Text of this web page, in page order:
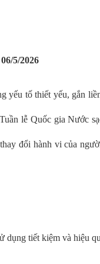
5/2026
yếu tố thiết yếu, gắn
lễ Quốc gia Nước
đổi hành vi của
dụng tiết kiệm và hiệu